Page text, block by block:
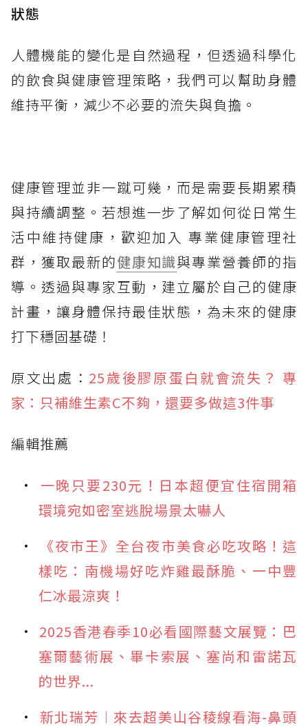
狀態
人體機能的變化是自然過程，但透過科學化
的飲食與健康管理策略，我們可以幫助身體
維持平衡，減少不必要的流失與負擔。
健康管理並非一蹴可幾，而是需要長期累積
與持續調整。若想進一步了解如何從日常生
活中維持健康，歡迎加入 專業健康管理社
群，獲取最新的健康知識與專業營養師的指
導。透過與專家互動，建立屬於自己的健康
計畫，讓身體保持最佳狀態，為未來的健康
打下穩固基礎！
原文出處： 25歲後膠原蛋白就會流失？ 專
家：只補維生素C不夠，還要多做這3件事
編輯推薦
一晚只要230元！日本超便宜住宿開箱
環境宛如密室逃脫場景太嚇人
《夜市王》全台夜市美食必吃攻略！這
樣吃：南機場好吃炸雞最酥脆、一中豐
仁冰最涼爽！
2025香港春季10必看國際藝文展覽：巴
塞爾藝術展、畢卡索展、塞尚和雷諾瓦
的世界...
新北瑞芳︱來去超美山谷稜線看海-鼻頭